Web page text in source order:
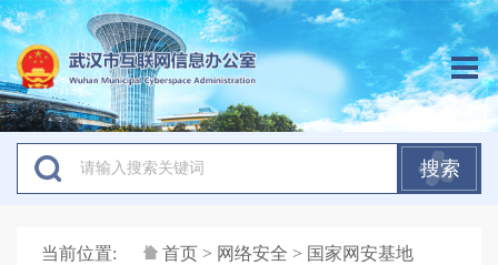
搜索
当前位置: 首页 > 网络安全 > 国家网安基地